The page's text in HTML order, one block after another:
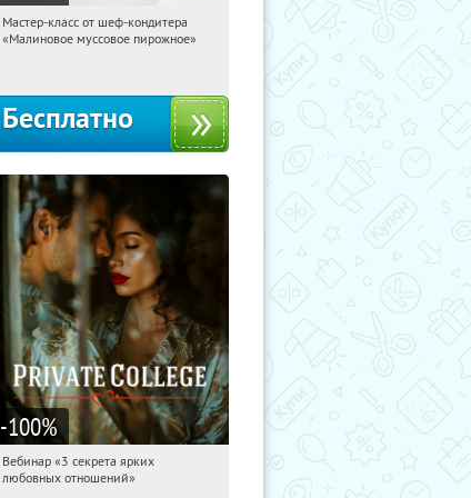
12:10:16 Получили:
Мастер-класс от шеф-кондитера
«Малиновое муссовое пирожное»
Бесплатно
-100%
12:10:16 Получили:
Вебинар «3 секрета ярких
любовных отношений»